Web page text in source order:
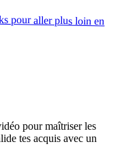
pour aller plus loin en
pour maîtriser les
tes acquis avec un